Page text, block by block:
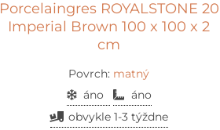
Porcelaingres ROYALSTONE 20
Imperial Brown 100 x 100 x 2
cm
Povrch: matný
áno
áno
obvykle 1-3 týždne